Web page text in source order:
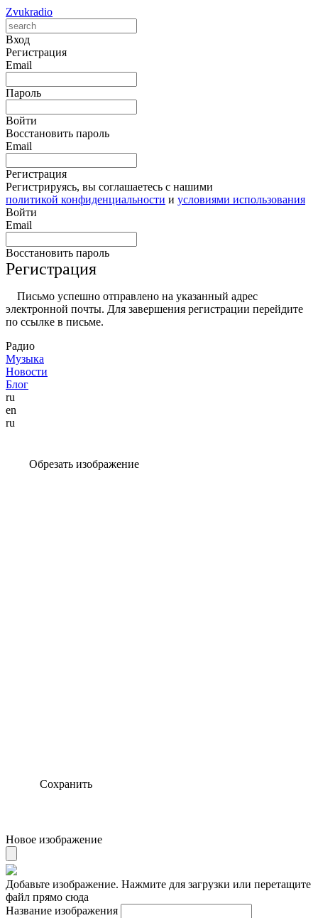
Zvukradio
Вход
Регистрация
Email
Пароль
Войти
Восстановить пароль
Email
Регистрация
Регистрируясь, вы соглашаетесь с нашими
политикой конфиденциальности и условиями использования
Войти
Email
Восстановить пароль
Регистрация
Письмо успешно отправлено на указанный адрес
электронной почты. Для завершения регистрации перейдите
по ссылке в письме.
Радио
Музыка
Новости
Блог
ru
en
ru
Обрезать изображение
Сохранить
Новое изображение
Добавьте изображение. Нажмите для загрузки или перетащите
файл прямо сюда
Название изображения